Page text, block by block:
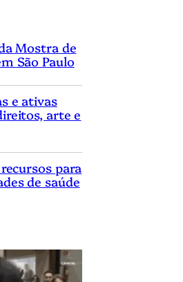
Mostra de
São Paulo
e ativas
arte e
para
de saúde